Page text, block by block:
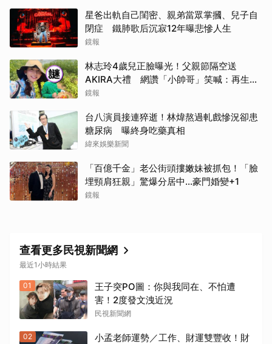
星爸出軌自己閨密、親弟當眾掌摑、兒子自
閉症 鐵肺歌后沉寂12年曝悲慘人生
鏡報
林志玲4歲兒正臉曝光！父親節隔空送
AKIRA大禮 網讚「小帥哥」笑喊：再生一
個
鏡報
台八演員接連猝逝！林煒熬過軋戲慘況卻患
糖尿病 曝終身吃藥真相
緯來娛樂新聞
「百億千金」老公街頭摟嫩妹被抓包！「臉
埋頸肩狂親」驚爆分居中...豪門婚變+1
鏡報
查看更多民視新聞網
最近1小時結果
01
王子突PO圖：你與我同在、不怕遭
害！2度發文洩近況
民視新聞網
02
小孟老師運勢／工作、財運雙豐收！財